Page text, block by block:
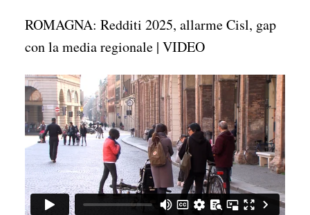
ROMAGNA: Redditi 2025, allarme Cisl, gap
con la media regionale | VIDEO